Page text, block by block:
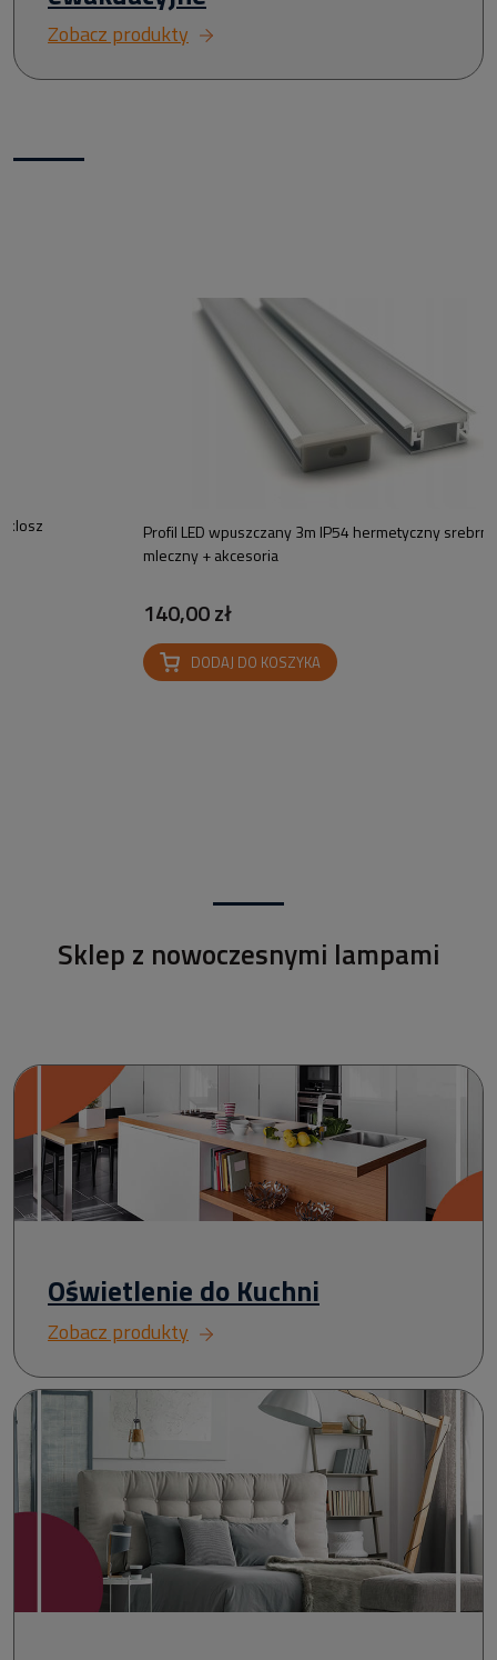
Zobacz produkty
Profil LED wpuszczany 3m IP54 hermetyczny srebrny
mleczny + akcesoria
140,00 zł
DODAJ DO KOSZYKA
Sklep z nowoczesnymi lampami
Oświetlenie do Kuchni
Zobacz produkty